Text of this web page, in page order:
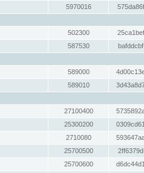
5970016
502300
587530
589000
589010
27100400
25300200
2710080
25700500
25700600